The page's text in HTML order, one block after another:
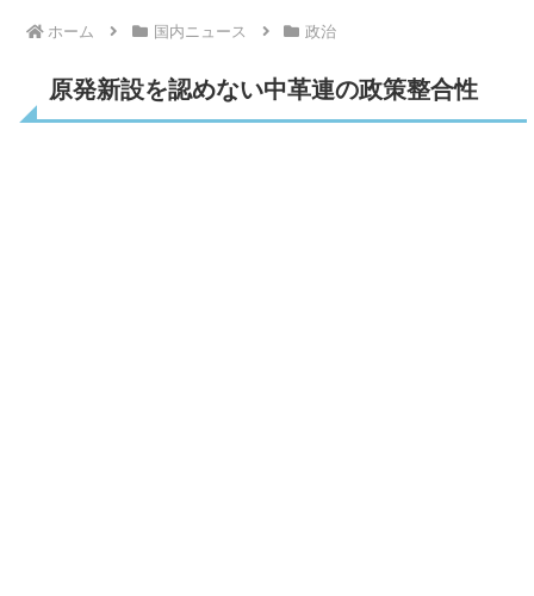
ホーム 国内ニュース 政治
原発新設を認めない中革連の政策整合性